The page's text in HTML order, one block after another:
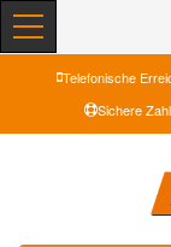
Telefonische
Sichere